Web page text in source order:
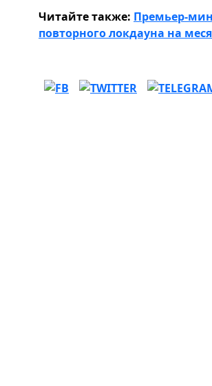
Читайте также: Премьер-
повторного локдауна на